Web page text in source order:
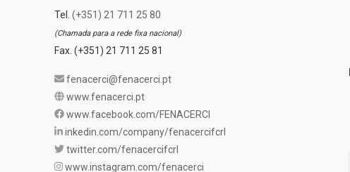
Tel. (+351) 21 711 25 80
(Chamada para a rede fixa nacional)
Fax. (+351) 21 711 25 81
fenacerci@fenacerci.pt
www.fenacerci.pt
www.facebook.com/FENACERCI
inkedin.com/company/fenacercifcrl
twitter.com/fenacercifcrl
www.instagram.com/fenacerci